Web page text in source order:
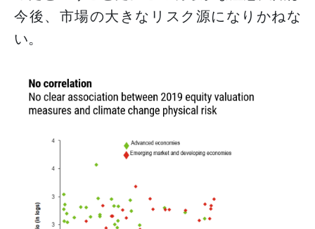
今後、市場の大きなリスク源になりかねな
い。